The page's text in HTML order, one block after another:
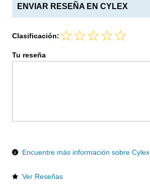
ENVIAR RESEÑA EN CYLEX
Clasificación:
Tu reseña
Encuentre más información sobre Cylex
Ver Reseñas